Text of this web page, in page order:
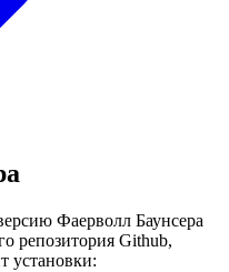
Фаерволл Баунсера
репозитория Github,
установки: